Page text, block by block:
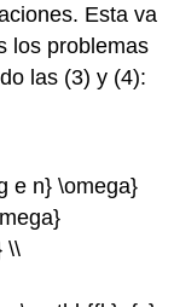
Esta va
los problemas
las (3) y (4):
e n} \omega}
\\